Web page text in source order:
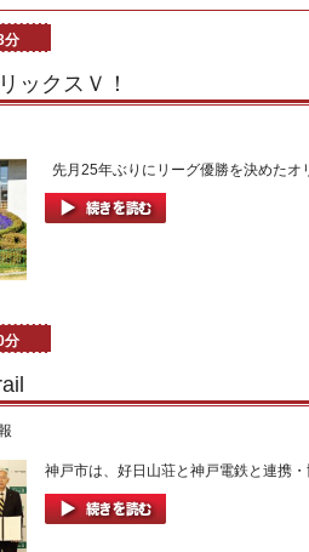
分
ックスＶ！
先月25年ぶりにリーグ優勝を決めたオ
分
神戸市は、好日山荘と神戸電鉄と連携